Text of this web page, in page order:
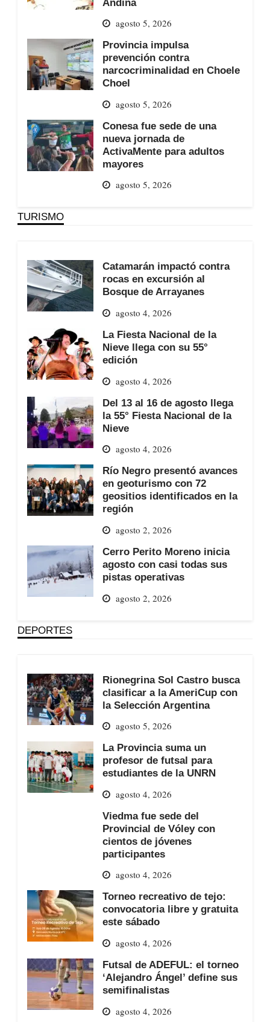
agosto 5, 2026
Provincia impulsa
prevención contra
narcocriminalidad en Choele
Choel
agosto 5, 2026
Conesa fue sede de una
nueva jornada de
ActivaMente para adultos
mayores
agosto 5, 2026
TURISMO
Catamarán impactó contra
rocas en excursión al
Bosque de Arrayanes
agosto 4, 2026
La Fiesta Nacional de la
Nieve llega con su 55°
edición
agosto 4, 2026
Del 13 al 16 de agosto llega
la 55° Fiesta Nacional de la
Nieve
agosto 4, 2026
Río Negro presentó avances
en geoturismo con 72
geositios identificados en la
región
agosto 2, 2026
Cerro Perito Moreno inicia
agosto con casi todas sus
pistas operativas
agosto 2, 2026
DEPORTES
Rionegrina Sol Castro busca
clasificar a la AmeriCup con
la Selección Argentina
agosto 5, 2026
La Provincia suma un
profesor de futsal para
estudiantes de la UNRN
agosto 4, 2026
Viedma fue sede del
Provincial de Vóley con
cientos de jóvenes
participantes
agosto 4, 2026
Torneo recreativo de tejo:
convocatoria libre y gratuita
este sábado
agosto 4, 2026
Futsal de ADEFUL: el torneo
‘Alejandro Ángel’ define sus
semifinalistas
agosto 4, 2026